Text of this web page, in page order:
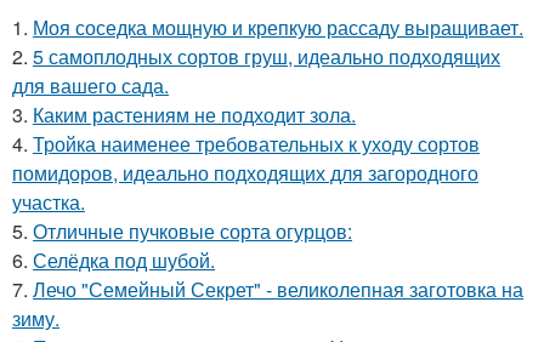
1. Моя соседка мощную и крепкую рассаду выращивает.
2. 5 самоплодных сортов груш, идеально подходящих
для вашего сада.
3. Каким растениям не подходит зола.
4. Тройка наименее требовательных к уходу сортов
помидоров, идеально подходящих для загородного
участка.
5. Отличные пучковые сорта огурцов:
6. Селёдка под шубой.
7. Лечо "Семейный Секрет" - великолепная заготовка на
зиму.